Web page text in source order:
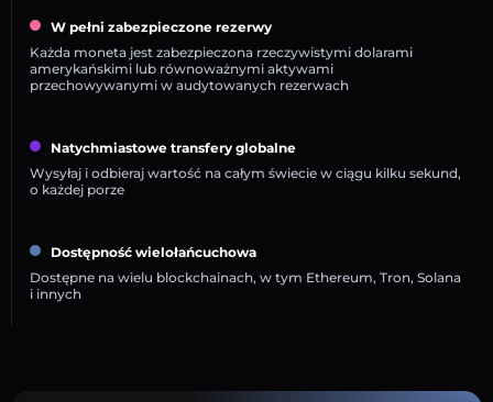
W pełni zabezpieczone rezerwy
Każda moneta jest zabezpieczona rzeczywistymi dolarami
amerykańskimi lub równoważnymi aktywami
przechowywanymi w audytowanych rezerwach
Natychmiastowe transfery globalne
Wysyłaj i odbieraj wartość na całym świecie w ciągu kilku sekund,
o każdej porze
Dostępność wielołańcuchowa
Dostępne na wielu blockchainach, w tym Ethereum, Tron, Solana
i innych